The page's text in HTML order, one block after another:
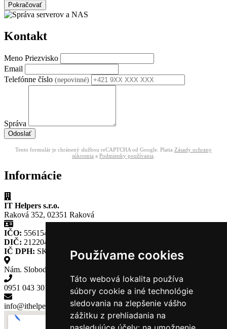
Používame cookies
Táto webová lokalita používa
súbory cookie a iné technológie
sledovania na zlepšenie vášho
zážitku z prehliadania na
Pokračovať
Kontakt
Meno Priezvisko
Email
Telefónne číslo (nepovinné)
Správa
Odoslať
Tento formulár je chránený službou reCAPTCHA od Google. Platia Zásady ochrany
súkromia a Podmienky používania
Informácie
IT Helpers s.r.o.
Raková 352, 02351 Raková
IČO: 55615465
DIČ: 2122040690
IČ DPH: SK2122040690
Nám. Slobody 365, Kysucké Nové Mesto
0951 043 301
info@ithelpers.sk